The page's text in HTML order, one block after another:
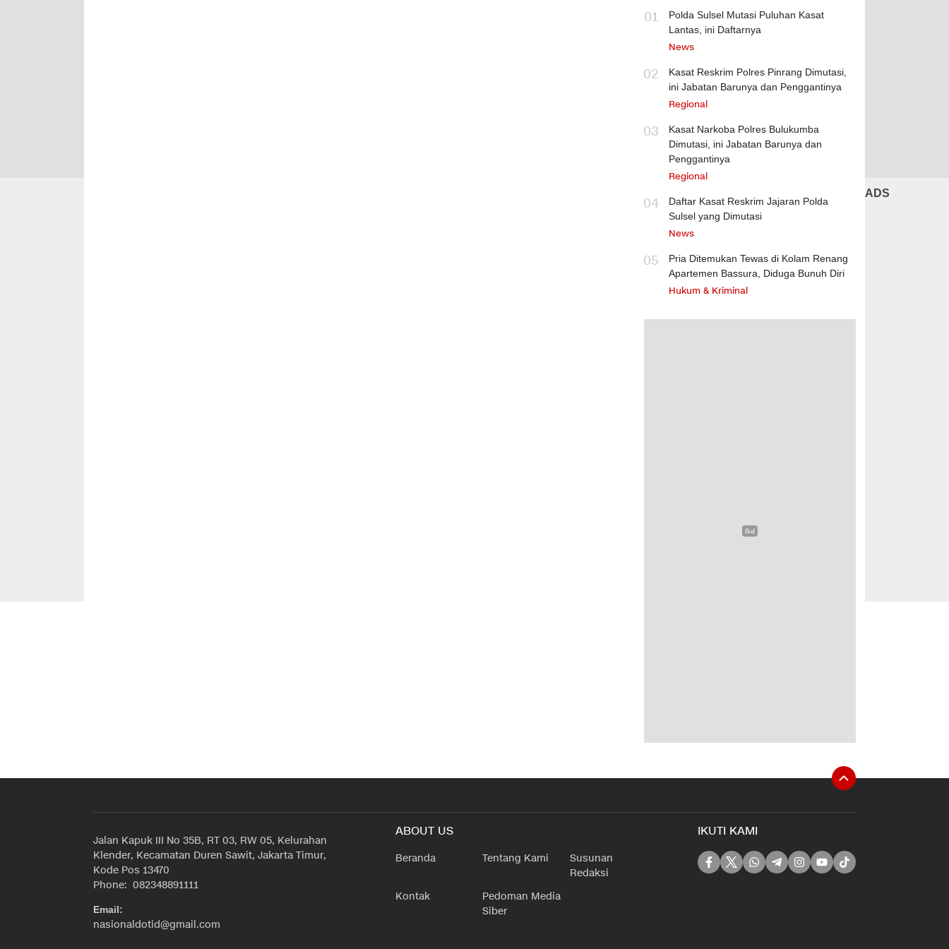
01
Polda Sulsel Mutasi Puluhan Kasat
Lantas, ini Daftarnya
News
02
Kasat Reskrim Polres Pinrang Dimutasi,
ini Jabatan Barunya dan Penggantinya
Regional
03
Kasat Narkoba Polres Bulukumba
Dimutasi, ini Jabatan Barunya dan
Penggantinya
Regional
04
Daftar Kasat Reskrim Jajaran Polda
Sulsel yang Dimutasi
News
05
Pria Ditemukan Tewas di Kolam Renang
Apartemen Bassura, Diduga Bunuh Diri
Hukum & Kriminal
Jalan Kapuk III No 35B, RT 03, RW 05, Kelurahan
Klender, Kecamatan Duren Sawit, Jakarta Timur,
Kode Pos 13470
Phone: 082348891111
Email:
nasionaldotid@gmail.com
ABOUT US
Beranda Tentang Kami
Susunan
Redaksi
Kontak
Pedoman Media
Siber
IKUTI KAMI
ADS